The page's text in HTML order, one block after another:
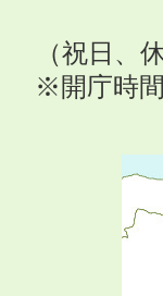
（祝日、
※開庁時